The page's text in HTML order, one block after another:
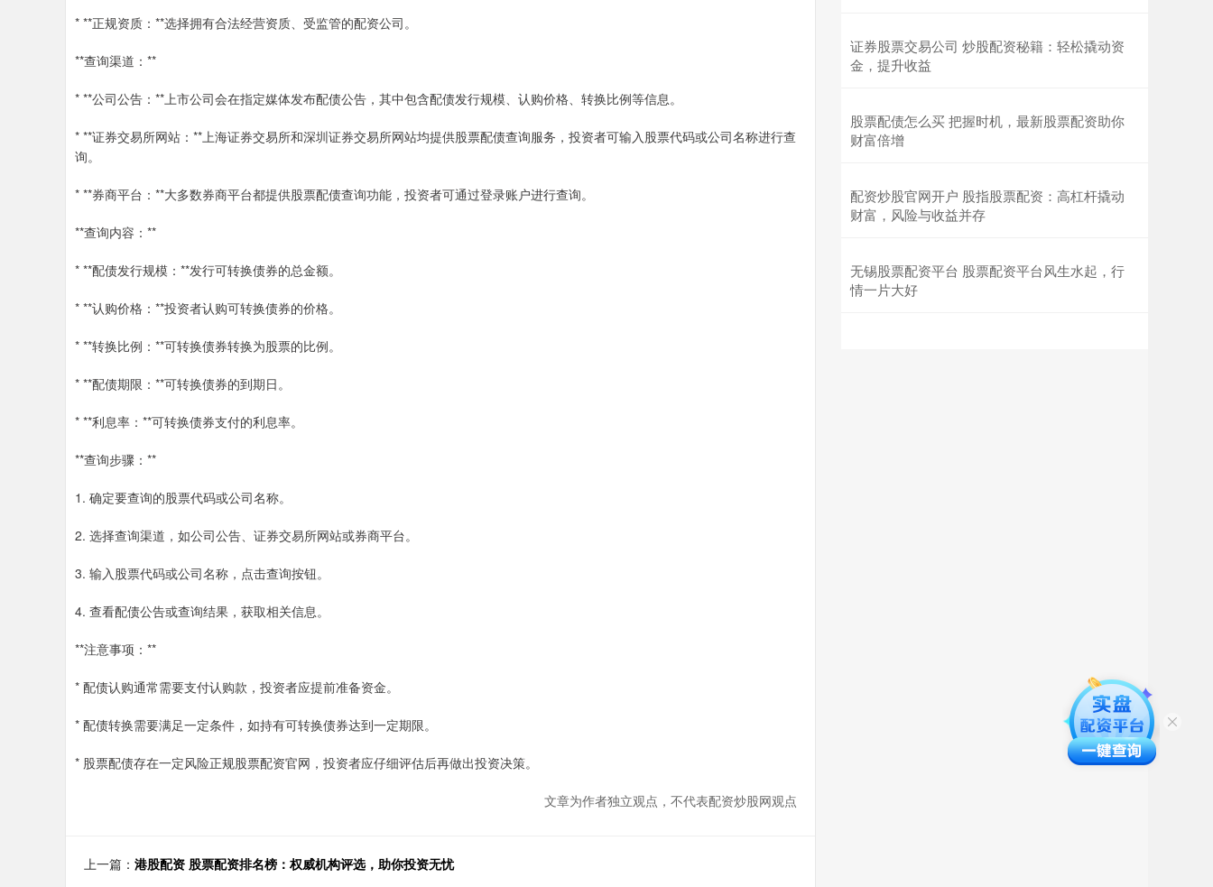
* **正规资质：**选择拥有合法经营资质、受监管的配资公司。
**查询渠道：**
* **公司公告：**上市公司会在指定媒体发布配债公告，其中包含配债发行规模、认购价格、转换比例等信息。
* **证券交易所网站：**上海证券交易所和深圳证券交易所网站均提供股票配债查询服务，投资者可输入股票代码或公司名称进行查
询。
* **券商平台：**大多数券商平台都提供股票配债查询功能，投资者可通过登录账户进行查询。
**查询内容：**
* **配债发行规模：**发行可转换债券的总金额。
* **认购价格：**投资者认购可转换债券的价格。
* **转换比例：**可转换债券转换为股票的比例。
* **配债期限：**可转换债券的到期日。
* **利息率：**可转换债券支付的利息率。
**查询步骤：**
1. 确定要查询的股票代码或公司名称。
2. 选择查询渠道，如公司公告、证券交易所网站或券商平台。
3. 输入股票代码或公司名称，点击查询按钮。
4. 查看配债公告或查询结果，获取相关信息。
**注意事项：**
* 配债认购通常需要支付认购款，投资者应提前准备资金。
* 配债转换需要满足一定条件，如持有可转换债券达到一定期限。
* 股票配债存在一定风险正规股票配资官网，投资者应仔细评估后再做出投资决策。
文章为作者独立观点，不代表配资炒股网观点
上一篇： 港股配资 股票配资排名榜：权威机构评选，助你投资无忧
证券股票交易公司 炒股配资秘籍：轻松撬动资
金，提升收益
股票配债怎么买 把握时机，最新股票配资助你
财富倍增
配资炒股官网开户 股指股票配资：高杠杆撬动
财富，风险与收益并存
无锡股票配资平台 股票配资平台风生水起，行
情一片大好